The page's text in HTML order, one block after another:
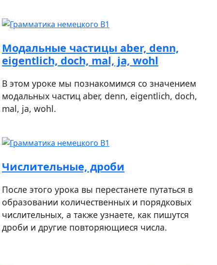
Модальные частицы aber, denn,
eigentlich, doch, mal, ja, wohl
В этом уроке мы познакомимся со значением
модальных частиц aber, denn, eigentlich, doch,
mal, ja, wohl.
Числительные, дроби
После этого урока вы перестанете путаться в
образовании количественных и порядковых
числительных, а также узнаете, как пишутся
дроби и другие повторяющиеся числа.